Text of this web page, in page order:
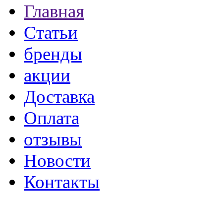
Главная
Статьи
бренды
акции
Доставка
Оплата
отзывы
Новости
Контакты